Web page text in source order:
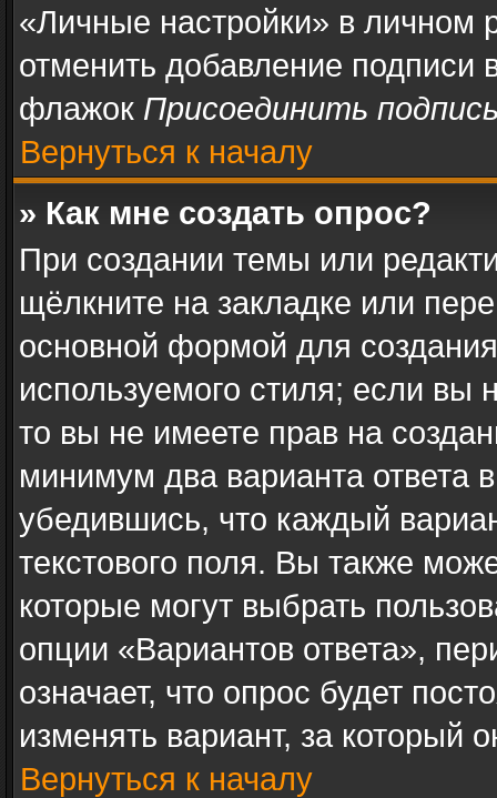
«Личные настройки» в личном
отменить добавление
флажок Присоединить
Вернуться к началу
» Как мне создать опрос?
При создании темы или
щёлкните на закладке или
основной формой для
используемого стиля; если вы
то вы не имеете прав на
минимум два варианта ответа
убедившись, что каждый
текстового поля. Вы также
которые могут выбрать
опции «Вариантов ответа»,
означает, что опрос будет
изменять вариант, за который
Вернуться к началу